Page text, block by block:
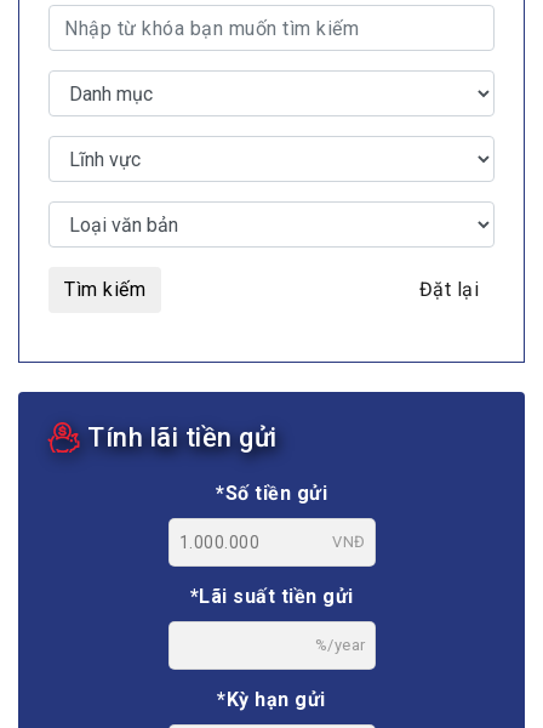
Tìm kiếm Đặt lại
Tính lãi tiền gửi
*Số tiền gửi
VNĐ
*Lãi suất tiền gửi
%/year
*Kỳ hạn gửi